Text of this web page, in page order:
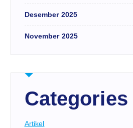
Desember 2025
November 2025
Categories
Artikel